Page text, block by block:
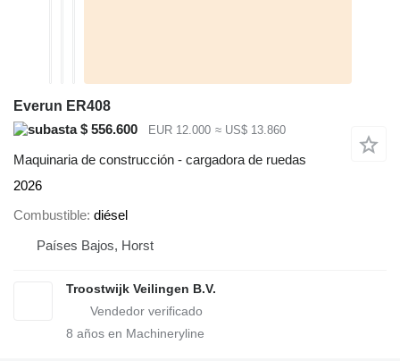
Everun ER408
$ 556.600
EUR 12.000 ≈ US$ 13.860
Maquinaria de construcción - cargadora de ruedas
2026
Combustible diésel
Países Bajos, Horst
Troostwijk Veilingen B.V.
8 años en Machineryline